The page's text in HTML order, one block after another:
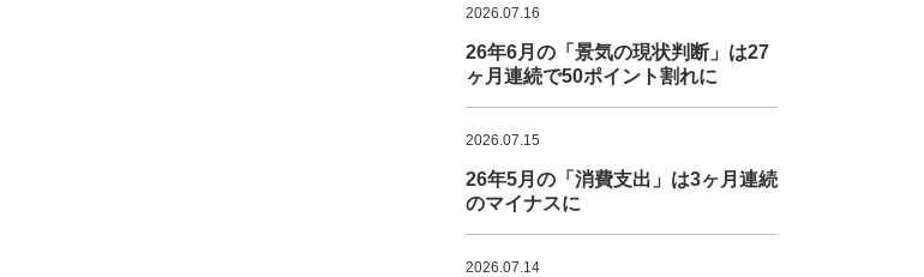
2026.07.16
26年6月の「景気の現状判断」は27
ヶ月連続で50ポイント割れに
2026.07.15
26年5月の「消費支出」は3ヶ月連続
のマイナスに
2026.07.14